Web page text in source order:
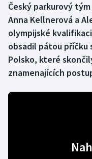
Box
Curling
Dostihy
Florbal
Český parkurový
Anna Kellnerová a
olympijské
obsadil pátou příčku
Polsko, které
znamenajících